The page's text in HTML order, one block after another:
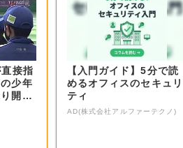
接指
少年
開催
【入門ガイド】5分で読
めるオフィスのセキュリ
ティ
AD(株式会社アルファーテクノ)